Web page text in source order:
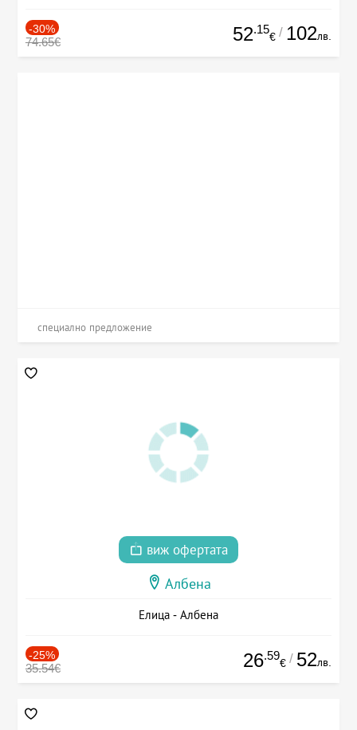
-30%
74.65€ 52.15
€ / 102лв.
специално предложение
виж офертата
Албена
Елица - Албена
-25%
35.54€ 26.59
€ / 52лв.